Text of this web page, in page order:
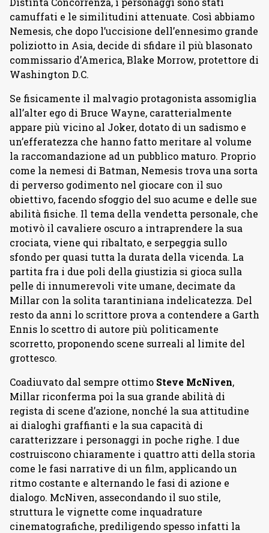
camuffati e le similitudini attenuate. Così abbiamo
Nemesis, che dopo l’uccisione dell’ennesimo grande
poliziotto in Asia, decide di sfidare il più blasonato
commissario d’America, Blake Morrow, protettore di
Washington D.C.
Se fisicamente il malvagio protagonista assomiglia
all’alter ego di Bruce Wayne, caratterialmente
appare più vicino al Joker, dotato di un sadismo e
un’efferatezza che hanno fatto meritare al volume
la raccomandazione ad un pubblico maturo. Proprio
come la nemesi di Batman, Nemesis trova una sorta
di perverso godimento nel giocare con il suo
obiettivo, facendo sfoggio del suo acume e delle sue
abilità fisiche. Il tema della vendetta personale, che
motivò il cavaliere oscuro a intraprendere la sua
crociata, viene qui ribaltato, e serpeggia sullo
sfondo per quasi tutta la durata della vicenda. La
partita fra i due poli della giustizia si gioca sulla
pelle di innumerevoli vite umane, decimate da
Millar con la solita tarantiniana indelicatezza. Del
resto da anni lo scrittore prova a contendere a Garth
Ennis lo scettro di autore più politicamente
scorretto, proponendo scene surreali al limite del
grottesco.
Coadiuvato dal sempre ottimo Steve McNiven,
Millar riconferma poi la sua grande abilità di
regista di scene d’azione, nonché la sua attitudine
ai dialoghi graffianti e la sua capacità di
caratterizzare i personaggi in poche righe. I due
costruiscono chiaramente i quattro atti della storia
come le fasi narrative di un film, applicando un
ritmo costante e alternando le fasi di azione e
dialogo. McNiven, assecondando il suo stile,
struttura le vignette come inquadrature
cinematografiche, prediligendo spesso infatti la